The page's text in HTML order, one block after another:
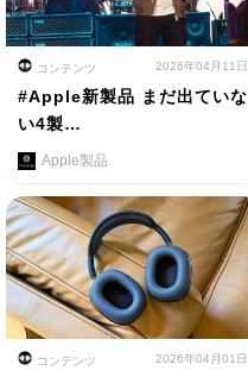
コンテンツ 2026年04月11日
#Apple新製品 まだ出ていな
い4製…
Apple製品
コンテンツ 2026年04月01日